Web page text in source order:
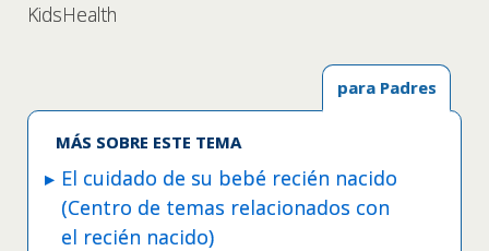
KidsHealth
para Padres
MÁS SOBRE ESTE TEMA
El cuidado de su bebé recién nacido
(Centro de temas relacionados con
el recién nacido)